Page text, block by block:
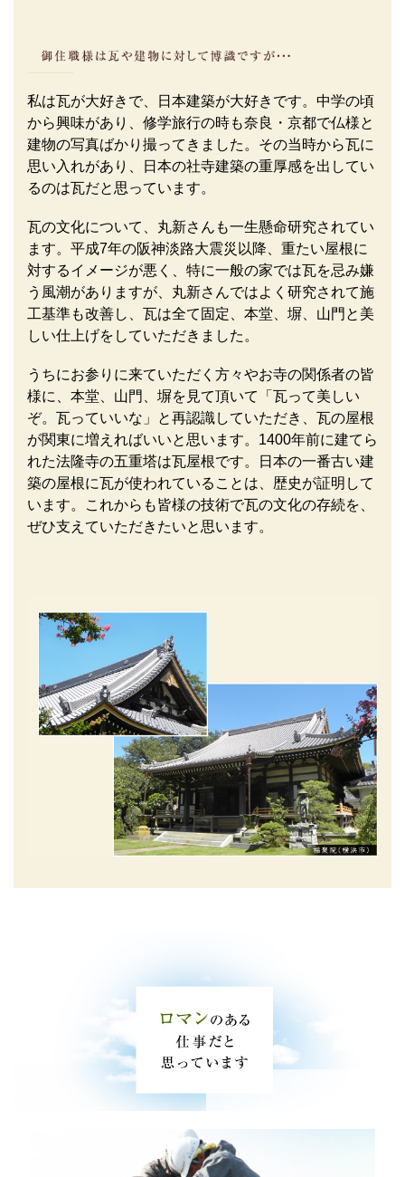
私は瓦が大好きで、日本建築が大好きです。中学の頃
から興味があり、修学旅行の時も奈良・京都で仏様と
建物の写真ばかり撮ってきました。その当時から瓦に
思い入れがあり、日本の社寺建築の重厚感を出してい
るのは瓦だと思っています。
瓦の文化について、丸新さんも一生懸命研究されてい
ます。平成7年の阪神淡路大震災以降、重たい屋根に
対するイメージが悪く、特に一般の家では瓦を忌み嫌
う風潮がありますが、丸新さんではよく研究されて施
工基準も改善し、瓦は全て固定、本堂、塀、山門と美
しい仕上げをしていただきました。
うちにお参りに来ていただく方々やお寺の関係者の皆
様に、本堂、山門、塀を見て頂いて「瓦って美しい
ぞ。瓦っていいな」と再認識していただき、瓦の屋根
が関東に増えればいいと思います。1400年前に建てら
れた法隆寺の五重塔は瓦屋根です。日本の一番古い建
築の屋根に瓦が使われていることは、歴史が証明して
います。これからも皆様の技術で瓦の文化の存続を、
ぜひ支えていただきたいと思います。